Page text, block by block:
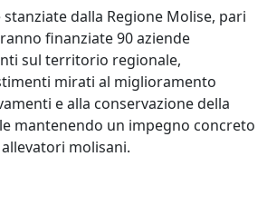
stanziate dalla Regione Molise, pari
finanziate 90 aziende
sul territorio regionale,
mirati al miglioramento
e alla conservazione della
mantenendo un impegno concreto
molisani.